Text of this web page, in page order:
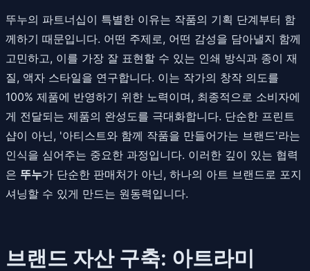
뚜누의 파트너십이 특별한 이유는 작품의 기획 단계부터 함
께하기 때문입니다. 어떤 주제로, 어떤 감성을 담아낼지 함께
고민하고, 이를 가장 잘 표현할 수 있는 인쇄 방식과 종이 재
질, 액자 스타일을 연구합니다. 이는 작가의 창작 의도를
100% 제품에 반영하기 위한 노력이며, 최종적으로 소비자에
게 전달되는 제품의 완성도를 극대화합니다. 단순한 프린트
샵이 아닌, '아티스트와 함께 작품을 만들어가는 브랜드'라는
인식을 심어주는 중요한 과정입니다. 이러한 깊이 있는 협력
은 뚜누가 단순한 판매처가 아닌, 하나의 아트 브랜드로 포지
셔닝할 수 있게 만드는 원동력입니다.
브랜드 자산 구축: 아트라미